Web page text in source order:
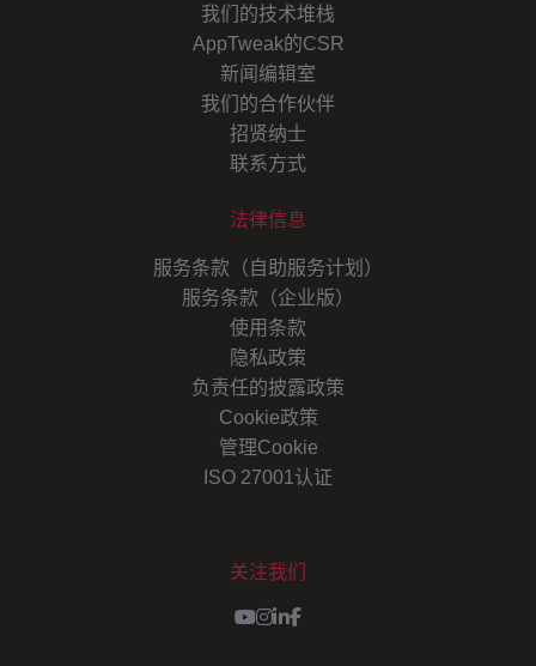
我们的技术堆栈
AppTweak的CSR
新闻编辑室
我们的合作伙伴
招贤纳士
联系方式
法律信息
服务条款（自助服务计划）
服务条款（企业版）
使用条款
隐私政策
负责任的披露政策
Cookie政策
管理Cookie
ISO 27001认证
关注我们
Youtube
Instagram
LinkedIn
Facebook